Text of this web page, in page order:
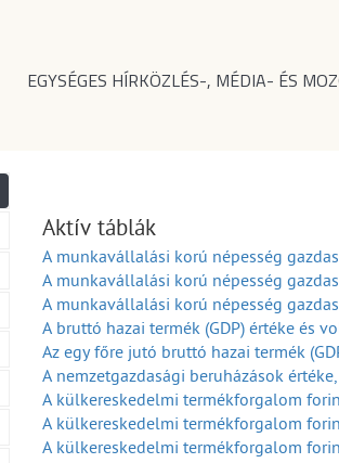
EGYSÉGES HÍRKÖZLÉS-, MÉDIA- ÉS
Aktív táblák
A munkavállalási korú népesség
A munkavállalási korú népesség
A munkavállalási korú népesség
A bruttó hazai termék (GDP) értéke és
Az egy főre jutó bruttó hazai termék
A nemzetgazdasági beruházások
A külkereskedelmi termékforgalom
A külkereskedelmi termékforgalom
A külkereskedelmi termékforgalom